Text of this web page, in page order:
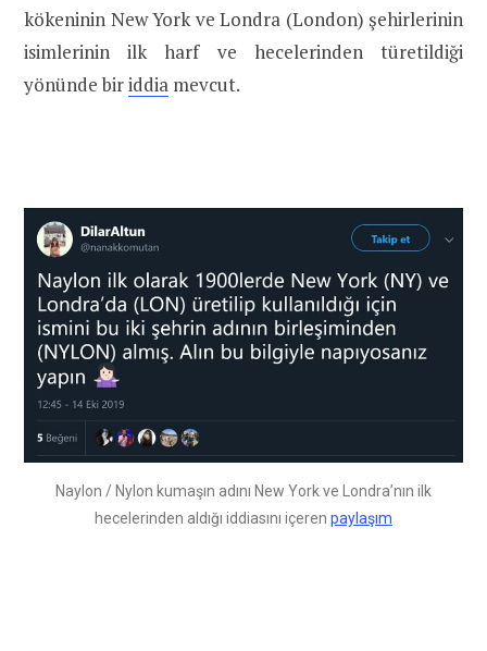
kökeninin New York ve Londra (London) şehirlerinin
isimlerinin ilk harf ve hecelerinden türetildiği
yönünde biriddia mevcut.
Naylon / Nylon kumaşın adını New York ve Londra’nın ilk
hecelerinden aldığı iddiasını içeren paylaşım